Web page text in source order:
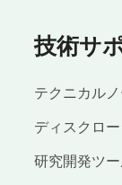
技術サ
テクニカル
ディスクロ
研究開発ツ